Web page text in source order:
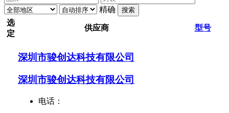
精确 搜索
选
定
供应商 型号
深圳市骏创达科技有限公司
深圳市骏创达科技有限公司
电话：